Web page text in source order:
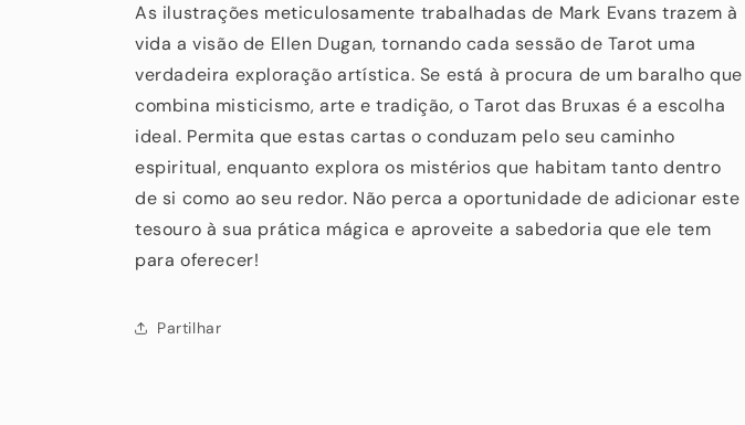
As ilustrações meticulosamente trabalhadas de Mark Evans trazem à
vida a visão de Ellen Dugan, tornando cada sessão de Tarot uma
verdadeira exploração artística. Se está à procura de um baralho que
combina misticismo, arte e tradição, o Tarot das Bruxas é a escolha
ideal. Permita que estas cartas o conduzam pelo seu caminho
espiritual, enquanto explora os mistérios que habitam tanto dentro
de si como ao seu redor. Não perca a oportunidade de adicionar este
tesouro à sua prática mágica e aproveite a sabedoria que ele tem
para oferecer!
Partilhar